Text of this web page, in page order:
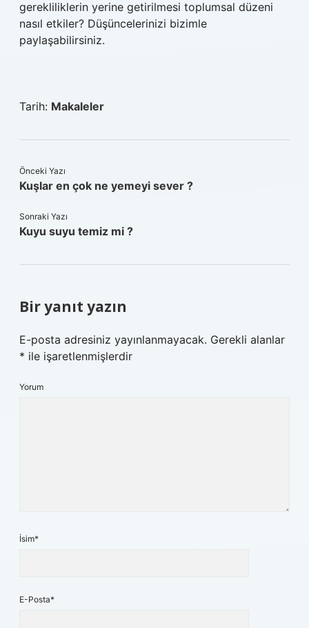
gerekliliklerin yerine getirilmesi toplumsal düzeni
nasıl etkiler? Düşüncelerinizi bizimle
paylaşabilirsiniz.
Tarih: Makaleler
Önceki Yazı
Kuşlar en çok ne yemeyi sever ?
Sonraki Yazı
Kuyu suyu temiz mi ?
Bir yanıt yazın
E-posta adresiniz yayınlanmayacak. Gerekli alanlar
* ile işaretlenmişlerdir
Yorum
İsim*
E-Posta*